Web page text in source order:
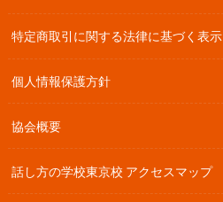
特定商取引に関する法律に基づく表示
個人情報保護方針
協会概要
話し方の学校東京校 アクセスマップ